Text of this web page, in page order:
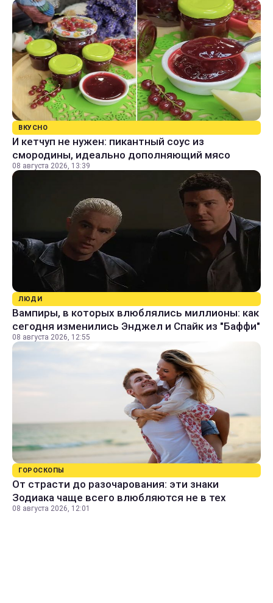
ВКУСНО
И кетчуп не нужен: пикантный соус из
смородины, идеально дополняющий мясо
08 августа 2026, 13:39
ЛЮДИ
Вампиры, в которых влюблялись миллионы: как
сегодня изменились Энджел и Спайк из "Баффи"
08 августа 2026, 12:55
ГОРОСКОПЫ
От страсти до разочарования: эти знаки
Зодиака чаще всего влюбляются не в тех
08 августа 2026, 12:01